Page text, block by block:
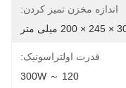
اندازه مخزن تمیز کردن:
میلی متر
قدرت اولتراسونیک:
120 ～ 300W